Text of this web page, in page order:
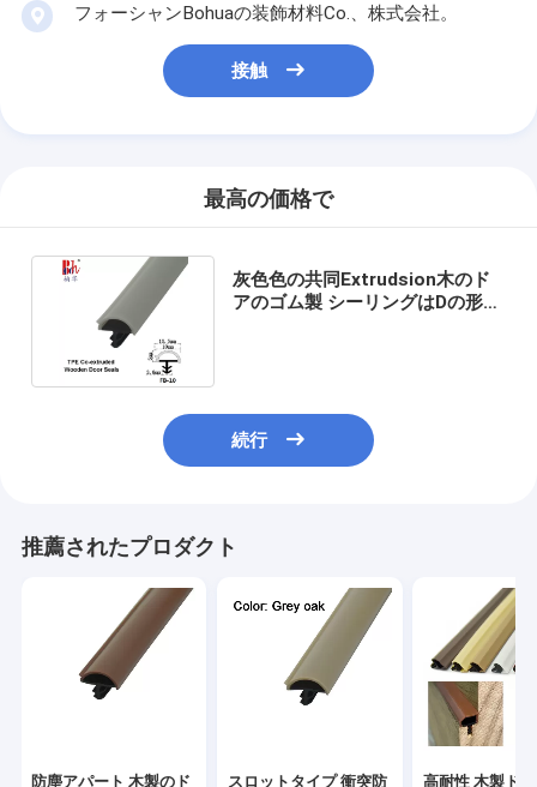
フォーシャンBohuaの装飾材料Co.、株式会社。
接触
最高の価格で
灰色色の共同Extrudsion木のド
アのゴム製 シーリングはDの形の
続行
推薦されたプロダクト
防塵アパート 木製のド スロットタイプ 衝突防 高耐性 木製ド